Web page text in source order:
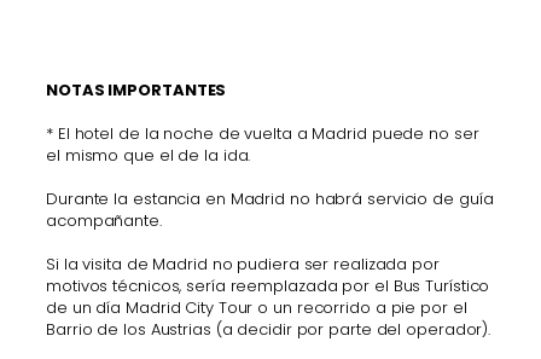
NOTAS IMPORTANTES
* El hotel de la noche de vuelta a Madrid puede no ser
el mismo que el de la ida.
Durante la estancia en Madrid no habrá servicio de guía
acompañante.
Si la visita de Madrid no pudiera ser realizada por
motivos técnicos, sería reemplazada por el Bus Turístico
de un día Madrid City Tour o un recorrido a pie por el
Barrio de los Austrias (a decidir por parte del operador).